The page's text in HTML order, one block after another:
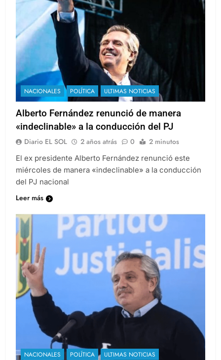
NACIONALES POLÍTICA ULTIMAS NOTICIAS
Alberto Fernández renunció de manera
«indeclinable» a la conducción del PJ
Diario EL SOL 2 años atrás 0 2 minutos
El ex presidente Alberto Fernández renunció este
miércoles de manera «indeclinable» a la conducción
del PJ nacional
Leer más
NACIONALES POLÍTICA ULTIMAS NOTICIAS